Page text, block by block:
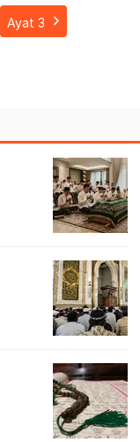
Ayat 3